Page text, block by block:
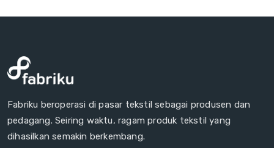
Fabriku beroperasi di pasar tekstil sebagai produsen dan
pedagang. Seiring waktu, ragam produk tekstil yang
dihasilkan semakin berkembang.